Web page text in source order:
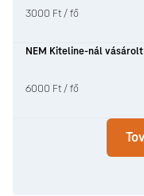
3000 Ft / fő
NEM Kiteline-nál
6000 Ft / fő